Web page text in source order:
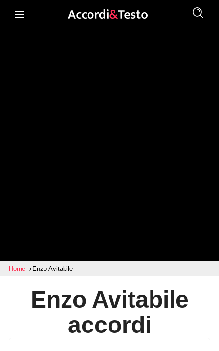
Home Enzo Avitabile
Enzo Avitabile
accordi